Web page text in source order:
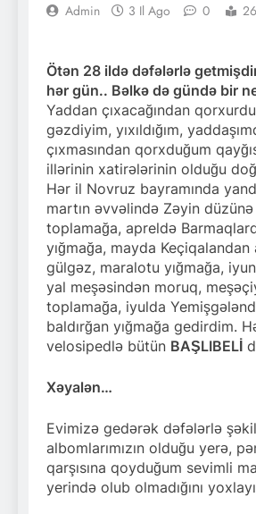
Admin 3 Il Ago 0
Ötən 28 ildə dəfələrlə
hər gün.. Bəlkə də gündə bir
Yaddan çıxacağından
gəzdiyim, yıxıldığım,
çıxmasından qorxduğum
illərinin xatirələrinin olduğu
Hər il Novruz bayramında
martın əvvəlində Zəyin
toplamağa, apreldə
yığmağa, mayda
gülgəz, maralotu yığmağa,
yal meşəsindən moruq,
toplamağa, iyulda
baldırğan yığmağa gedirdim.
velosipedlə bütün BAŞLIBELİ
Xəyalən…
Evimizə gedərək dəfələrlə şəkil
albomlarımızın olduğu yerə,
qarşısına qoyduğum sevimli
yerində olub olmadığını